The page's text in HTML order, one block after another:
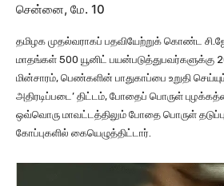
l
y
e
r
சென்னை, மே. 10
தமிழக முதல்வராகப் பதவியேற்றுக் கொண்ட
மாதங்கள் 500 யூனிட் பயன்படுத்துபவர்களுக்கு
மின்சாரம், பெண்களின் பாதுகாப்பை உறுதி
அதிரடிப்படை’ திட்டம், போதைப் பொருள்
ஒவ்வொரு மாவட்டத்திலும் போதை பொருள்
கோப்புகளில் கையெழுத்திட்டார்.